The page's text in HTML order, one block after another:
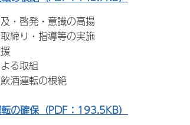
・啓発・意識の高揚
締り・指導等の実施
る取組
酒運転の根絶
の確保（PDF：193.5KB）